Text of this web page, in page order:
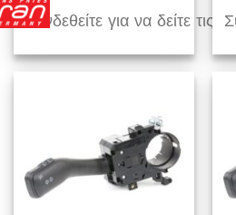
Συνδεθείτε για να δείτε τις